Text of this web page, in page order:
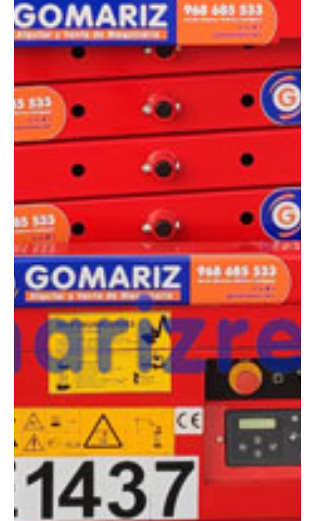
Capacidad:230 kg
Ver ficha técnica
COMPARADOR
¿Tienes dudas a la hora de elegir la máquina que
necesitas?
Compara esta y otras máquinas desde el siguiente botón o ponte
en contacto con nosotros para un asesoramiento más personal.
Comparar
¿Te interesa
esta máquina?
Rellena este formulario y recibiremos tu solicitud
sobre esta máquina para ponernos en contacto
directo contigo.
LGMG S0607EII